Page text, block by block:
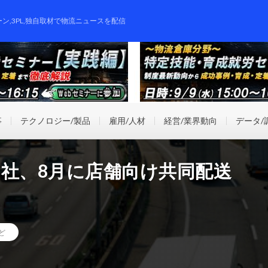
,3PL,独自取材で物流ニュースを配信
テクノロジー/製品 雇用/人材 経営/業界動向 データ/
、8月に店舗向け共同配送